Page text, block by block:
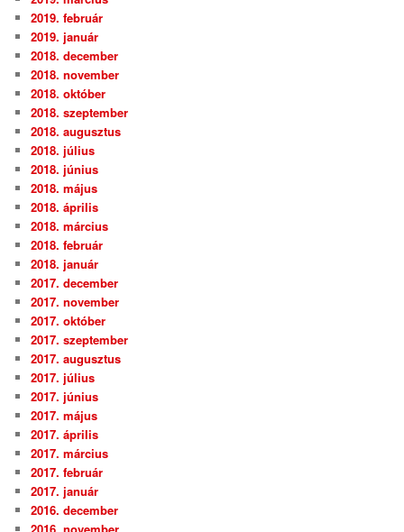
2019. február
2019. január
2018. december
2018. november
2018. október
2018. szeptember
2018. augusztus
2018. július
2018. június
2018. május
2018. április
2018. március
2018. február
2018. január
2017. december
2017. november
2017. október
2017. szeptember
2017. augusztus
2017. július
2017. június
2017. május
2017. április
2017. március
2017. február
2017. január
2016. december